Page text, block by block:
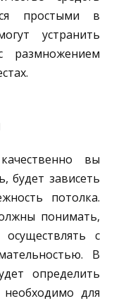
простыми в
устранить
размножением
вы
будет зависеть
потолка.
понимать,
с
В
определить
для